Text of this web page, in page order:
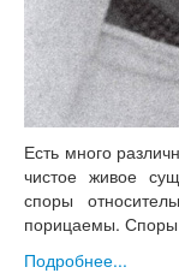
Есть много
чистое живое
споры
порицаемы. Споры
Подробнее...